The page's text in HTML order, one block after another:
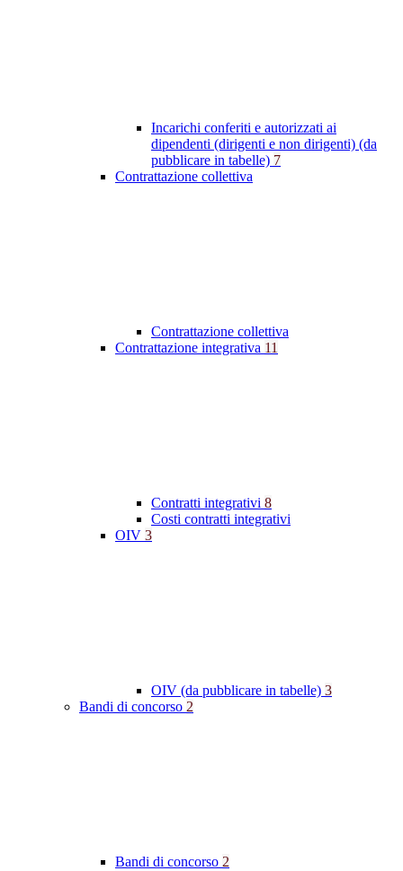
Incarichi conferiti e autorizzati ai
dipendenti (dirigenti e non dirigenti) (da
pubblicare in tabelle) 7
Contrattazione collettiva
Contrattazione collettiva
Contrattazione integrativa 11
Contratti integrativi 8
Costi contratti integrativi
OIV 3
OIV (da pubblicare in tabelle) 3
Bandi di concorso 2
Bandi di concorso 2